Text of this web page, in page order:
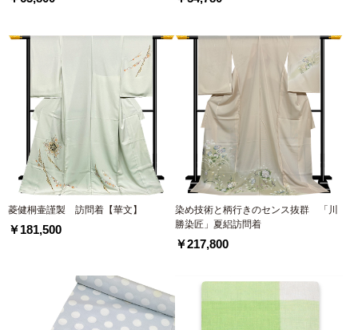
菱健桐壷謹製 訪問着【華文】
￥181,500
染め技術と柄行きのセンス抜群 「川
勝染匠」夏絽訪問着
￥217,800